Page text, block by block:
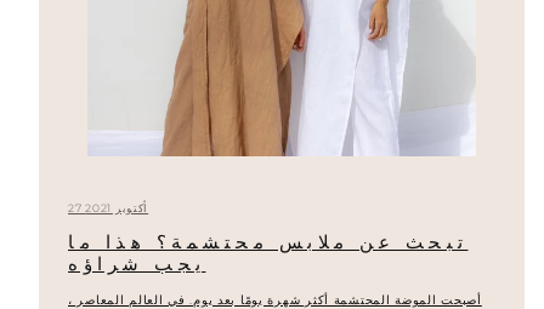
27 أكتوبر 2021
تبحث عن ملابس محتشمة؟ هذا ما
يجب شراؤه
أصبحت الموضة المحتشمة أكثر شهرة يومًا بعد يوم. في العالم المعاصر ،